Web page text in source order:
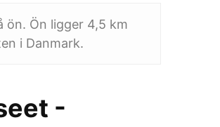
ön. Ön ligger 4,5 km
i Danmark.
-